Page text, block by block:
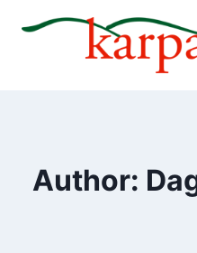
Author: